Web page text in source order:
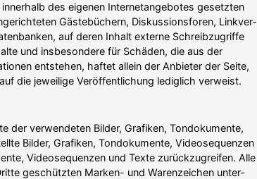
des eigenen Inter­net­angebotes gesetzten
Gäste­büchern, Diskus­si­onsforen, Linkver­
auf deren Inhalt externe Schreib­zu­griffe
und insbe­sondere für Schäden, die aus der
entstehen, haftet allein der Anbieter der Seite,
die jeweilige Veröf­fent­lichung lediglich verweist.
der verwendeten Bilder, Grafiken, Tondo­kumente,
Bilder, Grafiken, Tondo­kumente, Video­se­quenzen
Video­se­quenzen und Texte zurück­zu­greifen. Alle
geschützten Marken- und Waren­zeichen unter­